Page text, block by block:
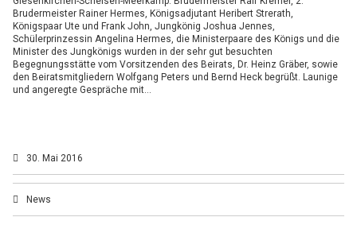
Brudermeister Rainer Hermes, Königsadjutant Heribert Strerath,
Königspaar Ute und Frank John, Jungkönig Joshua Jennes,
Schülerprinzessin Angelina Hermes, die Ministerpaare des Königs und die
Minister des Jungkönigs wurden in der sehr gut besuchten
Begegnungsstätte vom Vorsitzenden des Beirats, Dr. Heinz Gräber, sowie
den Beiratsmitgliedern Wolfgang Peters und Bernd Heck begrüßt. Launige
und angeregte Gespräche mit…
30. Mai 2016
News